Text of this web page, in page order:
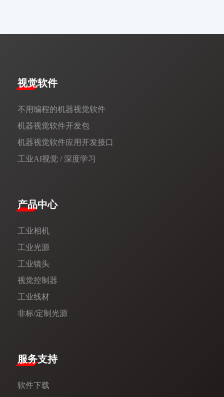
视觉软件
不用编程的机器视觉软件
机器视觉软件开发包
机器视觉软件应用开发接口
工业AI视觉 / 深度学习
产品中心
工业相机
工业光源
工业镜头
视觉控制器
工业线材
非标/定制光源
服务支持
软件下载